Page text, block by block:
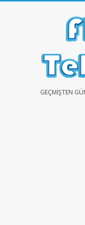
FREEGEÇMIŞTEN